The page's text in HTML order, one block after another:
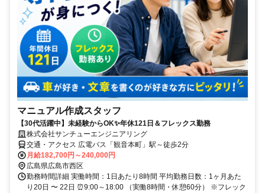
マニュアル作成スタッフ
【30代活躍中】未経験からOK✨年休121日＆フレックス勤務
株式会社サンチューエンジニアリング
交通・アクセス 広電バス「観音本町」駅～徒歩2分
月給182,700円～240,000円
広島県広島市西区
勤務時間詳細 実働時間：1日あたり8時間 平均勤務日数：1ヶ月あた
り20日 〜 22日 ⏰9:00～18:00 （実働8時間・休憩60分） ※フレック